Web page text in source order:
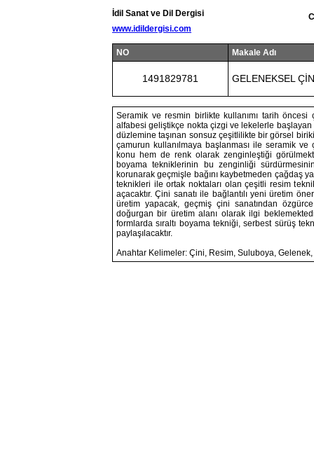
İdil Sanat ve Dil Dergisi
www.idildergisi.com
NO Makale Adı
1491829781 GELENEKSEL
Seramik ve resmin birlikte kullanımı tarih öncesi
alfabesi geliştikçe nokta çizgi ve lekelerle
düzlemine taşınan sonsuz çeşitlilikte bir görsel
çamurun kullanılmaya başlanması ile seramik
konu hem de renk olarak zenginleştiği
boyama tekniklerinin bu zenginliği
korunarak geçmişle bağını kaybetmeden çağdaş
teknikleri ile ortak noktaları olan çeşitli resim
açacaktır. Çini sanatı ile bağlantılı yeni üretim
üretim yapacak, geçmiş çini sanatından
doğurgan bir üretim alanı olarak ilgi
formlarda sıraltı boyama tekniği, serbest sürüş
paylaşılacaktır.
Anahtar Kelimeler: Çini, Resim, Suluboya,